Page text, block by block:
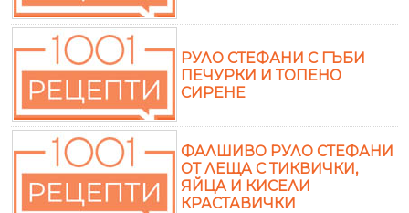
РУЛО СТЕФАНИ С ГЪБИ
ПЕЧУРКИ И ТОПЕНО
СИРЕНЕ
ФАЛШИВО РУЛО СТЕФАНИ
ОТ ЛЕЩА С ТИКВИЧКИ,
ЯЙЦА И КИСЕЛИ
КРАСТАВИЧКИ